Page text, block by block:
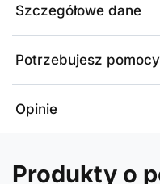
Szczegółowe dane
Potrzebujesz
Opinie
Produkty o